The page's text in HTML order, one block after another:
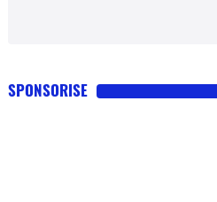
SPONSORISE